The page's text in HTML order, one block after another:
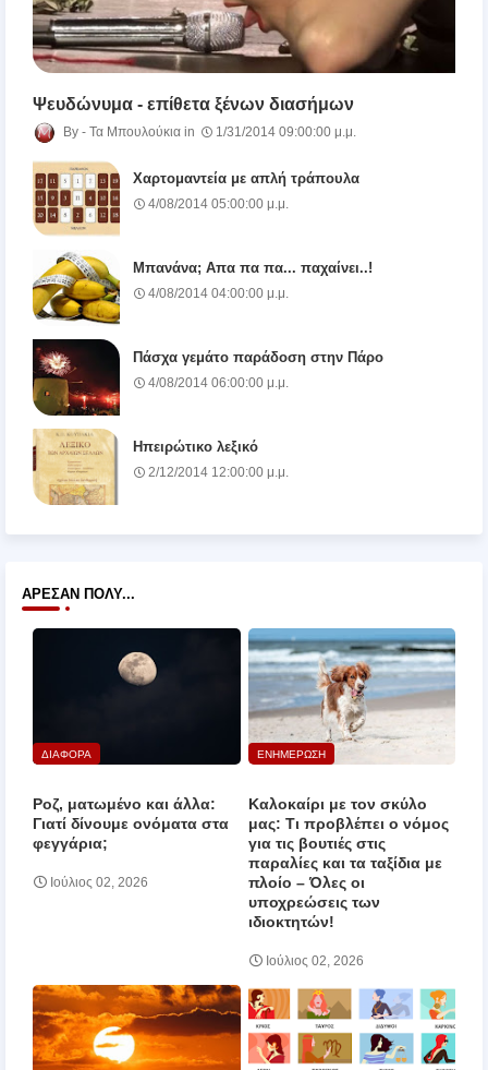
Ψευδώνυμα - επίθετα ξένων διασήμων
Τα Μπουλούκια 1/31/2014 09:00:00 μ.μ.
Χαρτομαντεία με απλή τράπουλα
4/08/2014 05:00:00 μ.μ.
Μπανάνα; Απα πα πα... παχαίνει..!
4/08/2014 04:00:00 μ.μ.
Πάσχα γεμάτο παράδοση στην Πάρο
4/08/2014 06:00:00 μ.μ.
Ηπειρώτικο λεξικό
2/12/2014 12:00:00 μ.μ.
ΆΡΕΣΑΝ ΠΟΛΎ...
ΔΙΑΦΟΡΑ
Ροζ, ματωμένο και άλλα:
Γιατί δίνουμε ονόματα στα
φεγγάρια;
Ιούλιος 02, 2026
ΕΝΗΜΕΡΩΣΗ
Καλοκαίρι με τον σκύλο
μας: Τι προβλέπει ο νόμος
για τις βουτιές στις
παραλίες και τα ταξίδια με
πλοίο – Όλες οι
υποχρεώσεις των
ιδιοκτητών!
Ιούλιος 02, 2026